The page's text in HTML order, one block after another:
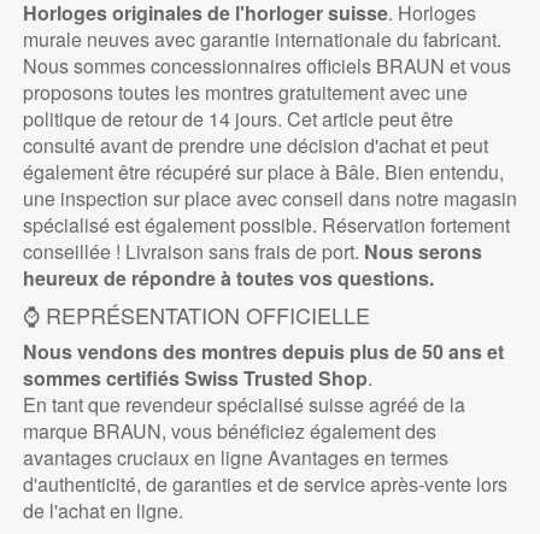
Horloges originales de l'horloger suisse. Horloges
murale neuves avec garantie internationale du fabricant.
Nous sommes concessionnaires officiels BRAUN et vous
proposons toutes les montres gratuitement avec une
politique de retour de 14 jours. Cet article peut être
consulté avant de prendre une décision d'achat et peut
également être récupéré sur place à Bâle. Bien entendu,
une inspection sur place avec conseil dans notre magasin
spécialisé est également possible. Réservation fortement
conseillée ! Livraison sans frais de port. Nous serons
heureux de répondre à toutes vos questions.
⌚ REPRÉSENTATION OFFICIELLE
Nous vendons des montres depuis plus de 50 ans et
sommes certifiésSwiss Trusted Shop.
En tant que revendeur spécialisé suisse agréé de la
marque BRAUN, vous bénéficiez également des
avantages cruciaux en ligne Avantages en termes
d'authenticité, de garanties et de service après-vente lors
de l'achat en ligne.